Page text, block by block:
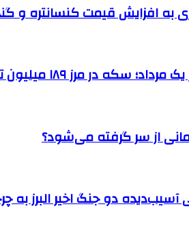
به افزایش قیمت کنسانتره و
در مرز ۱۸۹ میلیون تومان
از سر گرفته می‌شود؟